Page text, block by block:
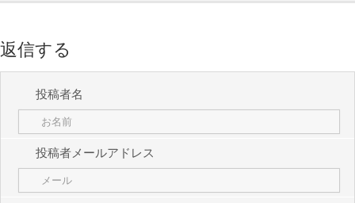
返信する
投稿者名
投稿者メールアドレス